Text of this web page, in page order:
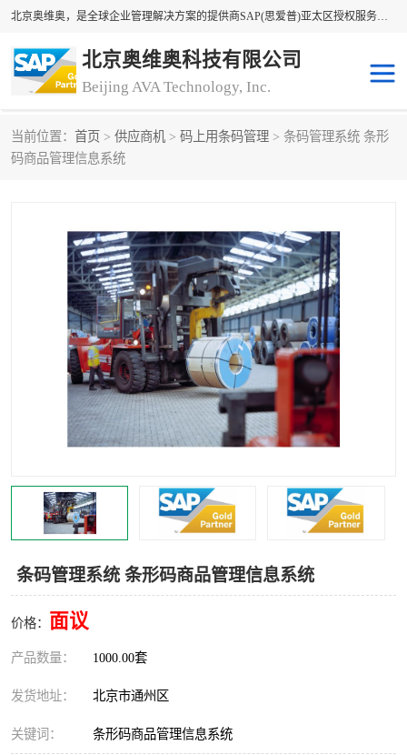
北京奥维奥，是全球企业管理解决方案的提供商SAP(思爱普)亚太区授权服务商领军者，SAP金牌服务商和代理商。企业ERP系统软件，SAP软件实施，17年来服务客户1500多家。提供SAP Business One，SAP Business ByDesign，SAP S/4HANA Cloud，SAP Analytics Cloud （分析云）等产品与解决方案。咨询专线：400-890-8880
北京奥维奥科技有限公司
Beijing AVA Technology, Inc.
当前位置： 首页 > 供应商机 > 码上用条码管理 > 条码管理系统 条形
码商品管理信息系统
条码管理系统 条形码商品管理信息系统
价格： 面议
产品数量： 1000.00套
发货地址： 北京市通州区
关键词： 条形码商品管理信息系统
sap系统
sap软件开发 sap管理系统
码上用条码管理 扫码系统
工厂ERP软件 制造业ERP系统
工厂ERP系统 皮具厂erp系统
食品厂erp系统 塑胶厂erp系统
小工厂erp系统 印染厂erp系统